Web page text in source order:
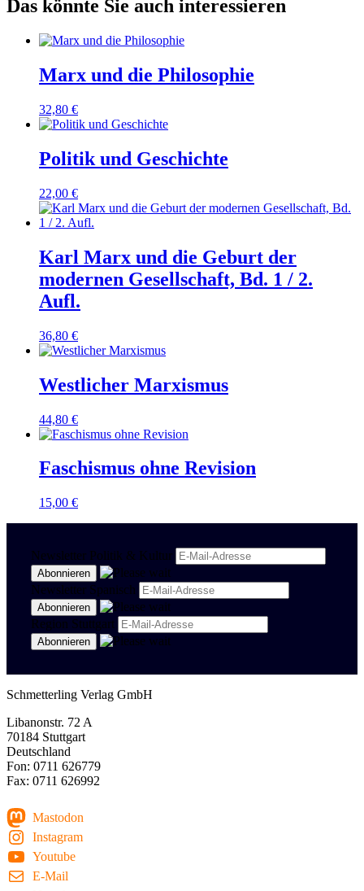
Das könnte Sie auch interessieren
Marx und die Philosophie
32,80 €
Politik und Geschichte
22,00 €
Karl Marx und die Geburt der
modernen Gesellschaft, Bd. 1 / 2.
Aufl.
36,80 €
Westlicher Marxismus
44,80 €
Faschismus ohne Revision
15,00 €
Newsletter Politik & Kultur
Newsletter Spanisch
Region Stuttgart
Schmetterling Verlag GmbH
Libanonstr. 72 A
70184 Stuttgart
Deutschland
Fon: 0711 626779
Fax: 0711 626992
Mastodon
Instagram
Youtube
E-Mail